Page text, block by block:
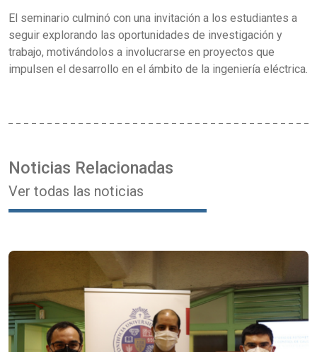
El seminario culminó con una invitación a los estudiantes a
seguir explorando las oportunidades de investigación y
trabajo, motivándolos a involucrarse en proyectos que
impulsen el desarrollo en el ámbito de la ingeniería eléctrica.
Noticias Relacionadas
Ver todas las noticias